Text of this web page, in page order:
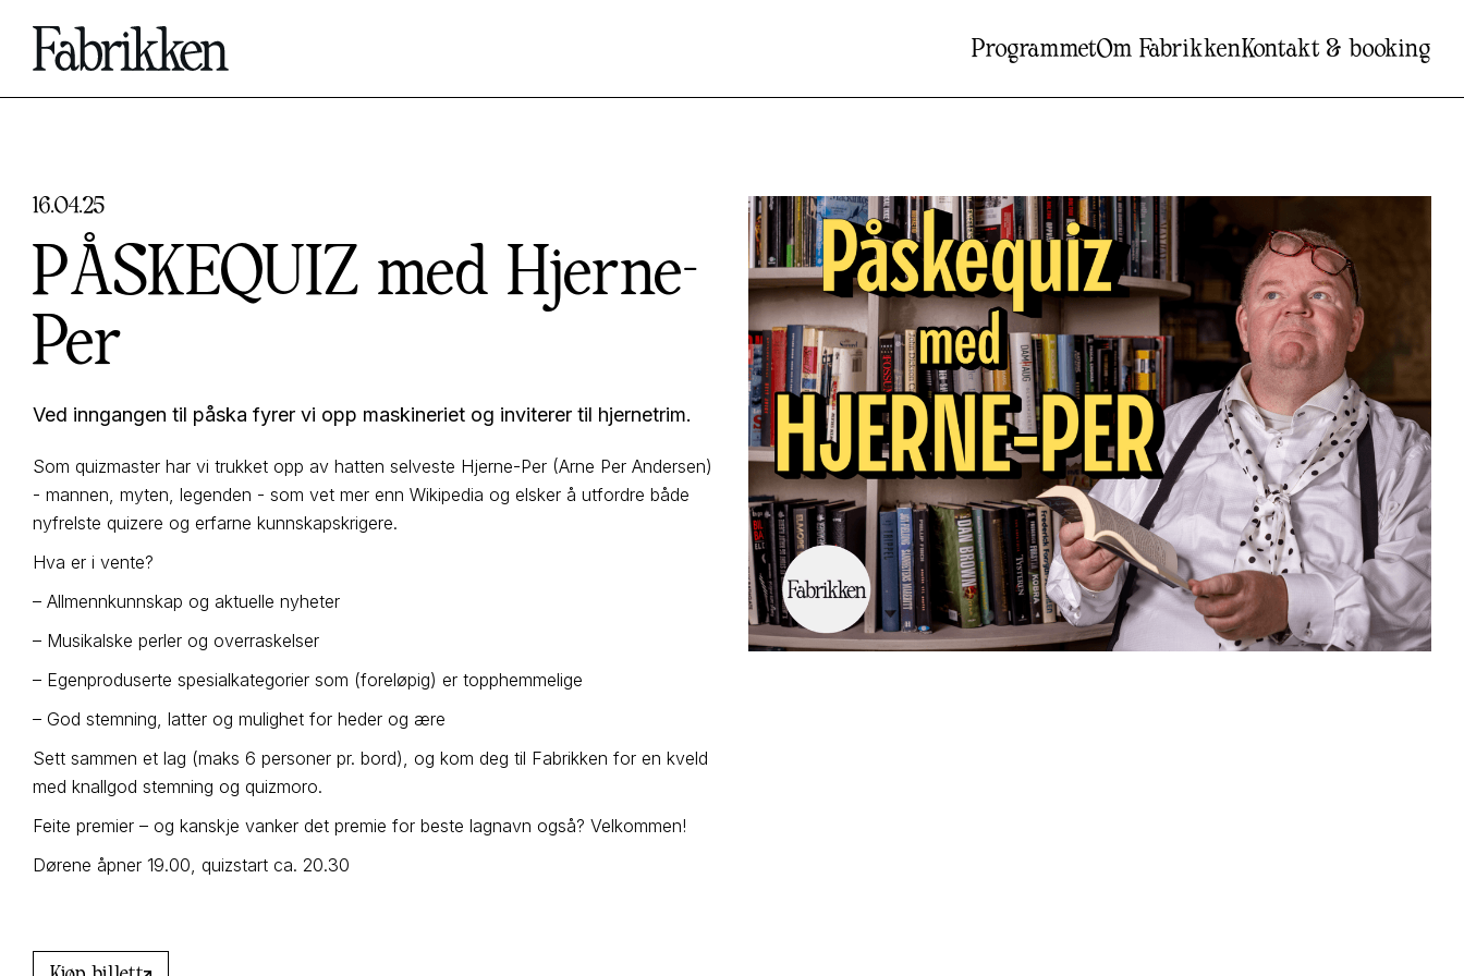
ProgrammetOm FabrikkenKontakt & booking
16.04.25
PÅSKEQUIZ med Hjerne-
Per
Ved inngangen til påska fyrer vi opp maskineriet og inviterer til hjernetrim.
Som quizmaster har vi trukket opp av hatten selveste Hjerne-Per (Arne Per Andersen)
- mannen, myten, legenden - som vet mer enn Wikipedia og elsker å utfordre både
nyfrelste quizere og erfarne kunnskapskrigere.
Hva er i vente?
– Allmennkunnskap og aktuelle nyheter
– Musikalske perler og overraskelser
– Egenproduserte spesialkategorier som (foreløpig) er topphemmelige
– God stemning, latter og mulighet for heder og ære
Sett sammen et lag (maks 6 personer pr. bord), og kom deg til Fabrikken for en kveld
med knallgod stemning og quizmoro.
Feite premier – og kanskje vanker det premie for beste lagnavn også? Velkommen!
Dørene åpner 19.00, quizstart ca. 20.30